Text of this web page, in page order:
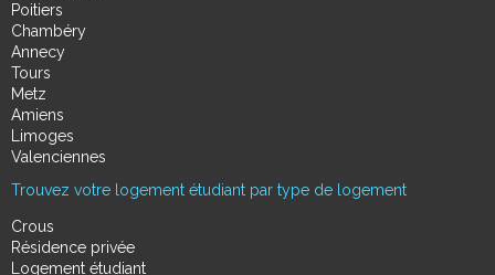
Poitiers
Chambéry
Annecy
Tours
Metz
Amiens
Limoges
Valenciennes
Trouvez votre logement étudiant par type de logement
Crous
Résidence privée
Logement étudiant